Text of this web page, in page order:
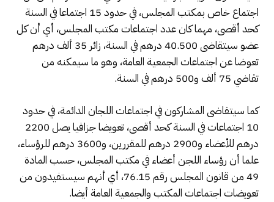
اجتماع خاص بمكتب المجلس، في حدود 15 اجتماعا في السنة
كحد أقصى، مهما كان عدد اجتماعات مكتب المجلس، أي أن كل
عضو سيتقاضى 40.500 درهم في السنة، زائر 35 ألف درهم
تعوضا عن اجتماعات الجمعية العامة، وهو ما سيمكنه من
تقاضي 75 ألف و500 درهم في السنة.
كما سيتقاضى المشاركون في اجتماعات اللجان الدائمة، في حدود
10 اجتماعات في السنة كحد أقصى، تعويضا جزافيا يصل 2200
درهم للأعضاء و2900 درهم للمقررين، و3600 درهم للرؤساء،
علما أن رؤساء اللجن أعضاء في مكتب المجلس، حسب المادة
49 من قانون المجلس رقم 76.15، أي أنهم سيستفيدون من
تعويضات اجتماعات المكتب والجمعية العامة أيضا.